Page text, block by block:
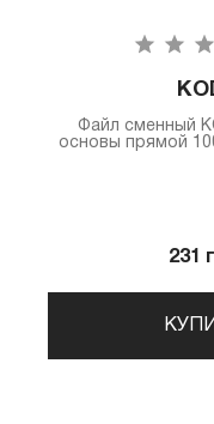
Файл сменный
основы прямой
231